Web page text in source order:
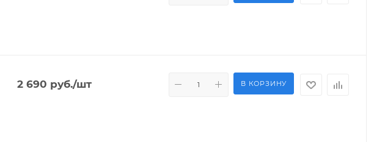
2 690 руб./шт В КОРЗИНУ